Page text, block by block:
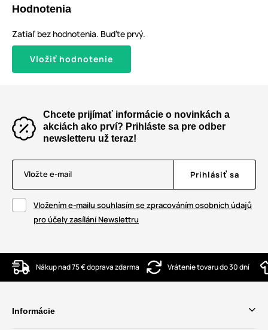
Hodnotenia
Zatiaľ bez hodnotenia. Buďte prvý.
Vložiť hodnotenie
Chcete prijímať informácie o novinkách a
akciách ako prví? Prihláste sa pre odber
newsletteru už teraz!
Vložte e-mail Prihlásiť sa
Vložením e-mailu souhlasím se zpracováním osobních údajů
pro účely zasílání Newslettru
Nákup nad 75 € doprava zdarma Vrátenie tovaru do 30 dní
Informácie